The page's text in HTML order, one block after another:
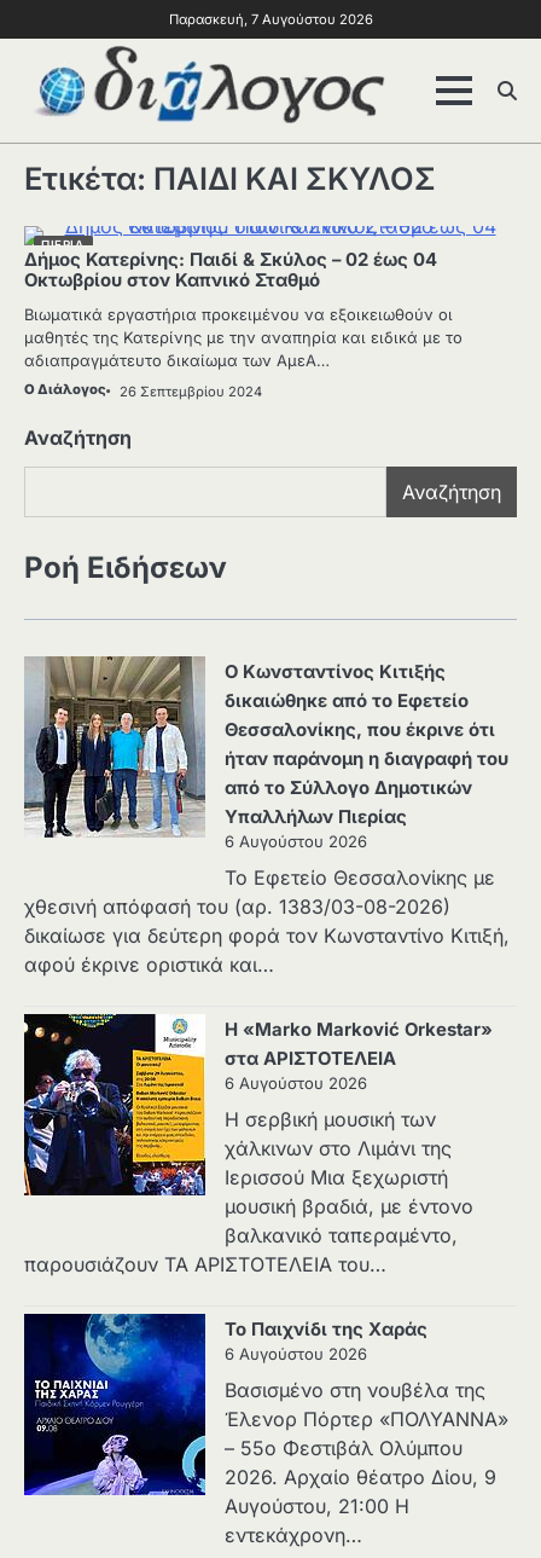
Παρασκευή, 7 Αυγούστου 2026
Ετικέτα: ΠΑΙΔΙ ΚΑΙ ΣΚΥΛΟΣ
ΠΙΕΡΙΑ
Δήμος Κατερίνης: Παιδί & Σκύλος – 02 έως 04
Οκτωβρίου στον Καπνικό Σταθμό
Βιωματικά εργαστήρια προκειμένου να εξοικειωθούν οι
μαθητές της Κατερίνης με την αναπηρία και ειδικά με το
αδιαπραγμάτευτο δικαίωμα των ΑμεA…
Ο Διάλογος 26 Σεπτεμβρίου 2024
Αναζήτηση
Αναζήτηση
Ροή Ειδήσεων
Ο Κωνσταντίνος Κιτιξής
δικαιώθηκε από το Εφετείο
Θεσσαλονίκης, που έκρινε ότι
ήταν παράνομη η διαγραφή του
από το Σύλλογο Δημοτικών
Υπαλλήλων Πιερίας
6 Αυγούστου 2026
Το Εφετείο Θεσσαλονίκης με
χθεσινή απόφασή του (αρ. 1383/03-08-2026)
δικαίωσε για δεύτερη φορά τον Κωνσταντίνο Κιτιξή,
αφού έκρινε οριστικά και…
Η «Marko Marković Orkestar»
στα ΑΡΙΣΤΟΤΕΛΕΙΑ
6 Αυγούστου 2026
Η σερβική μουσική των
χάλκινων στο Λιμάνι της
Ιερισσού Μια ξεχωριστή
μουσική βραδιά, με έντονο
βαλκανικό ταπεραμέντο,
παρουσιάζουν ΤΑ ΑΡΙΣΤΟΤΕΛΕΙΑ του…
Το Παιχνίδι της Χαράς
6 Αυγούστου 2026
Βασισμένο στη νουβέλα της
Έλενορ Πόρτερ «ΠΟΛΥΑΝΝΑ»
– 55ο Φεστιβάλ Ολύμπου
2026. Αρχαίο θέατρο Δίου, 9
Αυγούστου, 21:00 Η
εντεκάχρονη…